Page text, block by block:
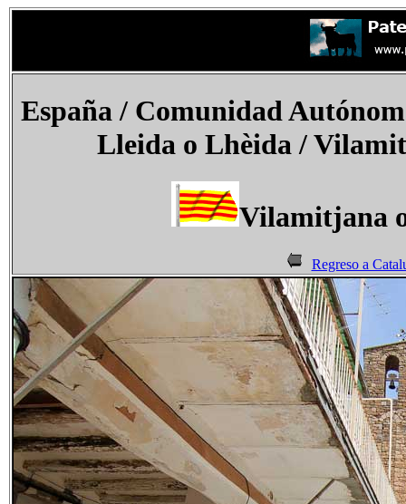
España/ Comunidad
Lleida o Lhèida /
Vilamitjana
Regreso a